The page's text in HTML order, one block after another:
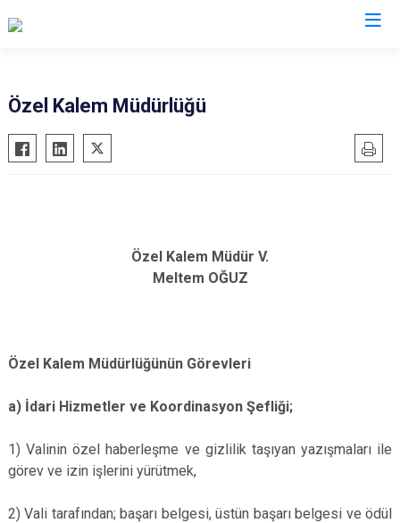
Özel Kalem Müdürlüğü
Özel Kalem Müdür V.
Meltem OĞUZ
Özel Kalem Müdürlüğünün Görevleri
a) İdari Hizmetler ve Koordinasyon Şefliği;
1) Valinin özel haberleşme ve gizlilik taşıyan yazışmaları ile
görev ve izin işlerini yürütmek,
2) Vali tarafından; başarı belgesi, üstün başarı belgesi ve ödül